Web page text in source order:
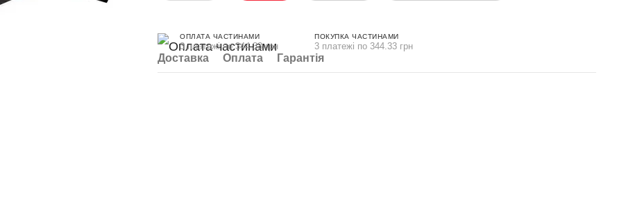
ОПЛАТА ЧАСТИНАМИ
3 платежі по 344.33 грн
ПОКУПКА ЧАСТИНАМИ
3 платежі по 344.33 грн
Доставка Оплата Гарантія